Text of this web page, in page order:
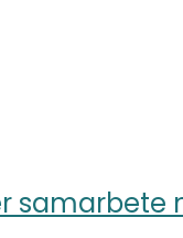
samarbete